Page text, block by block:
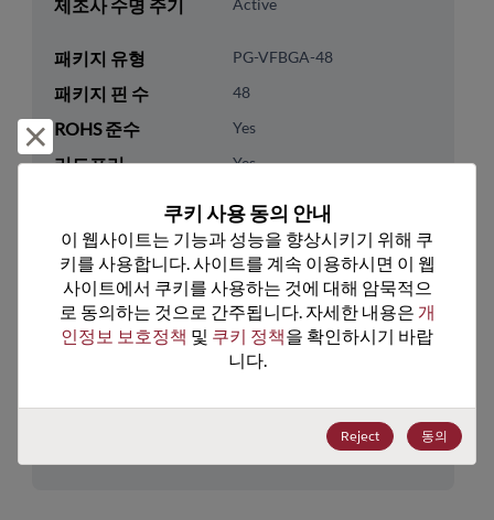
제조사 수명 주기 Active
패키지 유형 PG-VFBGA-48
패키지 핀 수 48
ROHS 준수 Yes
리드프리 Yes
패키지 수량 4800
기술 카테고리 Memory & Storage
기술 하위 카테고리 DRAM & SRAM
SRAM
미국 HTS 코드 8542.32.0041
거부 및 닫기
쿠키 사용 동의 안내
이 웹사이트는 기능과 성능을 향상시키기 위해 쿠
키를 사용합니다. 사이트를 계속 이용하시면 이 웹
사이트에서 쿠키를 사용하는 것에 대해 암묵적으
로 동의하는 것으로 간주됩니다. 자세한 내용은 개
인정보 보호정책 및 쿠키 정책을 확인하시기 바랍
니다.
Reject 동의